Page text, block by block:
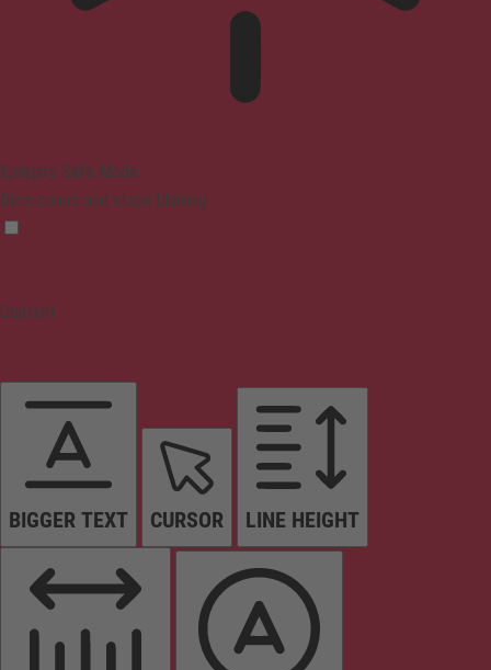
Epilepsy Safe Mode
Dims colors and stops blinking
Content
BIGGER TEXT CURSOR LINE HEIGHT